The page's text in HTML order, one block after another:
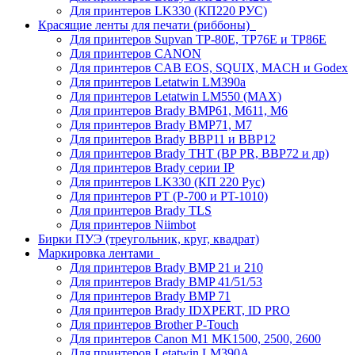
Для принтеров LK330 (КП220 РУС)
Красящие ленты для печати (риббоны)
Для принтеров Supvan TP-80E, TP76E и TP86E
Для принтеров CANON
Для принтеров CAB EOS, SQUIX, MACH и Godex
Для принтеров Letatwin LM390a
Для принтеров Letatwin LM550 (MAX)
Для принтеров Brady BMP61, M611, M6
Для принтеров Brady BMP71, M7
Для принтеров Brady BBP11 и BBP12
Для принтеров Brady THT (BP PR, BBP72 и др)
Для принтеров Brady серии IP
Для принтеров LK330 (КП 220 Рус)
Для принтеров PT (P-700 и PT-1010)
Для принтеров Brady TLS
Для принтеров Niimbot
Бирки ПУЭ (треугольник, круг, квадрат)
Маркировка лентами
Для принтеров Brady BMP 21 и 210
Для принтеров Brady BMP 41/51/53
Для принтеров Brady BMP 71
Для принтеров Brady IDXPERT, ID PRO
Для принтеров Brother P-Touch
Для принтеров Canon M1 MK1500, 2500, 2600